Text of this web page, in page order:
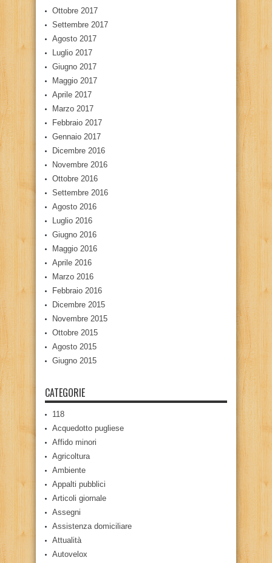
Ottobre 2017
Settembre 2017
Agosto 2017
Luglio 2017
Giugno 2017
Maggio 2017
Aprile 2017
Marzo 2017
Febbraio 2017
Gennaio 2017
Dicembre 2016
Novembre 2016
Ottobre 2016
Settembre 2016
Agosto 2016
Luglio 2016
Giugno 2016
Maggio 2016
Aprile 2016
Marzo 2016
Febbraio 2016
Dicembre 2015
Novembre 2015
Ottobre 2015
Agosto 2015
Giugno 2015
CATEGORIE
118
Acquedotto pugliese
Affido minori
Agricoltura
Ambiente
Appalti pubblici
Articoli giornale
Assegni
Assistenza domiciliare
Attualità
Autovelox